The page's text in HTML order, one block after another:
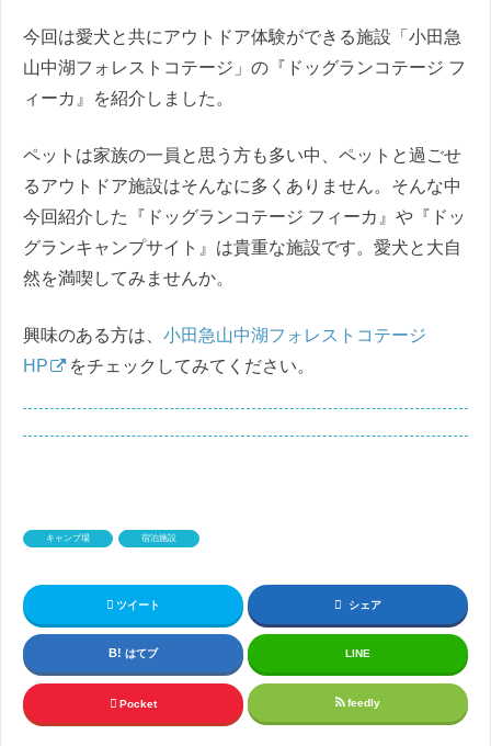
今回は愛犬と共にアウトドア体験ができる施設「小田急
山中湖フォレストコテージ」の『ドッグランコテージ フ
ィーカ』を紹介しました。
ペットは家族の一員と思う方も多い中、ペットと過ごせ
るアウトドア施設はそんなに多くありません。そんな中
今回紹介した『ドッグランコテージ フィーカ』や『ドッ
グランキャンプサイト』は貴重な施設です。愛犬と大自
然を満喫してみませんか。
興味のある方は、 小田急山中湖フォレストコテージ
HP
をチェックしてみてください。
キャンプ場 宿泊施設
ツイート シェア
はてブ LINE
Pocket feedly